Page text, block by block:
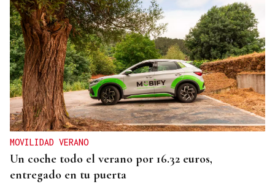
MOVILIDAD VERANO
Un coche todo el verano por 16.32 euros,
entregado en tu puerta